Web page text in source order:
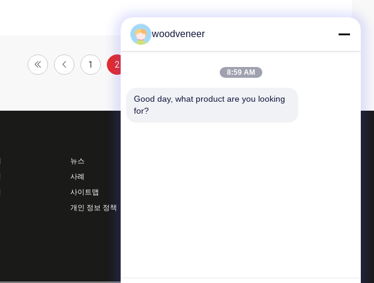
1 2
뉴스
사례
사이트맵
개인 정보 정책
woodveneer
8:59 AM
Good day, what product are you looking
for?